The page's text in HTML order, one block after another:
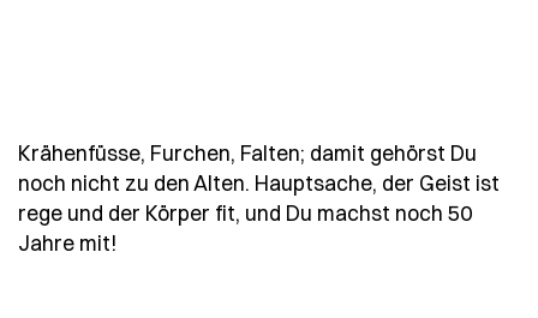
Krähenfüsse, Furchen, Falten; damit gehörst Du
noch nicht zu den Alten. Hauptsache, der Geist ist
rege und der Körper fit, und Du machst noch 50
Jahre mit!